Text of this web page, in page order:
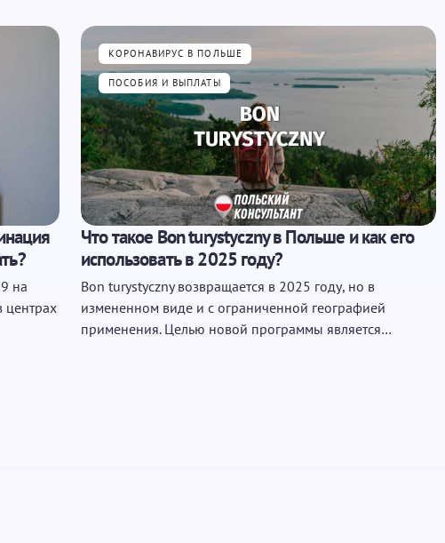
следующих комментариев
на
центрах
КОРОНАВИРУС В ПОЛЬШЕ
ПОСОБИЯ И ВЫПЛАТЫ
Что такое Bon turystyczny в Польше и как его
использовать в 2025 году?
Bon turystyczny возвращается в 2025 году, но в
измененном виде и с ограниченной географией
применения. Целью новой программы является…